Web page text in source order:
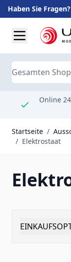
Haben Sie
Suche
Online
Startseite /
/ Elektrostaat